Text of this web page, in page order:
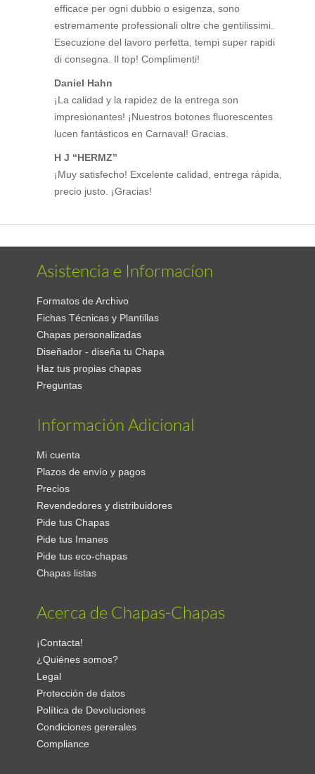
efficace per ogni dubbio o esigenza, sono
estremamente professionali oltre che gentilissimi.
Esecuzione del lavoro perfetta, tempi super rapidi
di consegna. Il top! Complimenti!
Daniel Hahn
¡La calidad y la rapidez de la entrega son
impresionantes! ¡Nuestros botones fluorescentes
lucen fantásticos en Carnaval! Gracias.
H J “HERMZ”
¡Muy satisfecho! Excelente calidad, entrega rápida,
precio justo. ¡Gracias!
Asistencia e Informacíon
Formatos de Archivo
Fichas Técnicas y Plantillas
Chapas personalizadas
Diseñador - diseña tu Chapa
Haz tus propias chapas
Preguntas
Información Adicional
Mi cuenta
Plazos de envío y pagos
Precios
Revendedores y distribuidores
Pide tus Chapas
Pide tus Imanes
Pide tus eco-chapas
Chapas listas
Acerca de Chapas-Chapas
¡Contacta!
¿Quiénes somos?
Legal
Protección de datos
Política de Devoluciones
Condiciones gererales
Compliance